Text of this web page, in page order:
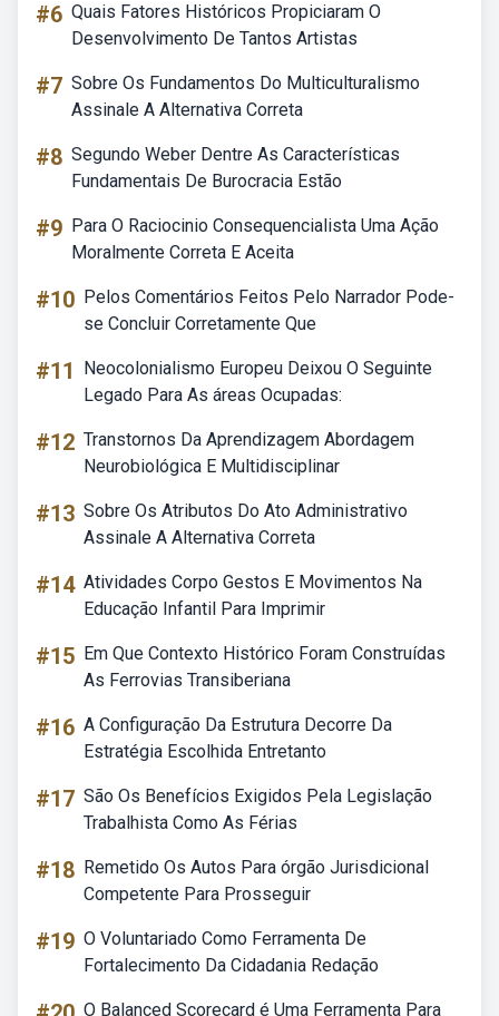
#6 Quais Fatores Históricos Propiciaram O
Desenvolvimento De Tantos Artistas
#7 Sobre Os Fundamentos Do Multiculturalismo
Assinale A Alternativa Correta
#8 Segundo Weber Dentre As Características
Fundamentais De Burocracia Estão
#9 Para O Raciocinio Consequencialista Uma Ação
Moralmente Correta E Aceita
#10 Pelos Comentários Feitos Pelo Narrador Pode-
se Concluir Corretamente Que
#11
Neocolonialismo Europeu Deixou O Seguinte
Legado Para As áreas Ocupadas:
#12 Transtornos Da Aprendizagem Abordagem
Neurobiológica E Multidisciplinar
#13 Sobre Os Atributos Do Ato Administrativo
Assinale A Alternativa Correta
#14 Atividades Corpo Gestos E Movimentos Na
Educação Infantil Para Imprimir
#15 Em Que Contexto Histórico Foram Construídas
As Ferrovias Transiberiana
#16 A Configuração Da Estrutura Decorre Da
Estratégia Escolhida Entretanto
#17 São Os Benefícios Exigidos Pela Legislação
Trabalhista Como As Férias
#18 Remetido Os Autos Para órgão Jurisdicional
Competente Para Prosseguir
#19 O Voluntariado Como Ferramenta De
Fortalecimento Da Cidadania Redação
O Balanced Scorecard é Uma Ferramenta Para